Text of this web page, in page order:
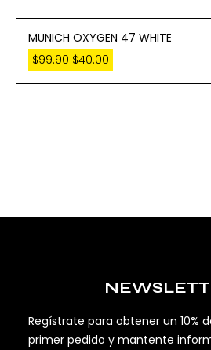
MUNICH OXYGEN 47 WHITE
$99.90 $40.00
Regístrate para obtener un 10%
primer pedido y mantente